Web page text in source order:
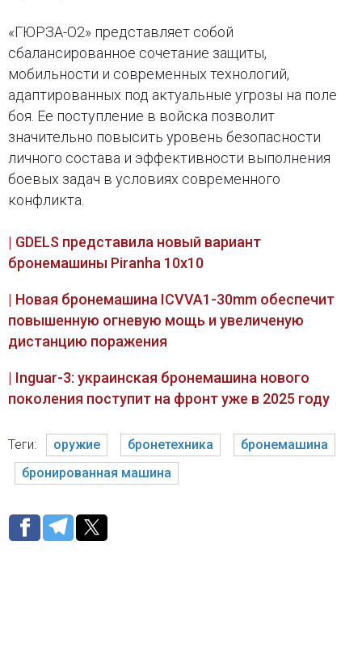
«ГЮРЗА-О2» представляет собой
сбалансированное сочетание защиты,
мобильности и современных технологий,
адаптированных под актуальные угрозы на поле
боя. Ее поступление в войска позволит
значительно повысить уровень безопасности
личного состава и эффективности выполнения
боевых задач в условиях современного
конфликта.
| GDELS представила новый вариант
бронемашины Piranha 10x10
| Новая бронемашина ICVVA1-30mm обеспечит
повышенную огневую мощь и увеличеную
дистанцию поражения
| Inguar-3: украинская бронемашина нового
поколения поступит на фронт уже в 2025 году
Теги: оружие бронетехника
бронемашина
бронированная машина